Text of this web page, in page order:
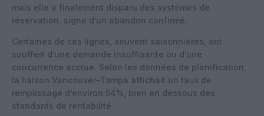
mais elle a finalement disparu des systèmes de
réservation, signe d’un abandon confirmé.
Certaines de ces lignes, souvent saisonnières, ont
souffert d’une demande insuffisante ou d’une
concurrence accrue. Selon les données de planification,
la liaison Vancouver–Tampa affichait un taux de
remplissage d’environ 54%, bien en dessous des
standards de rentabilité.